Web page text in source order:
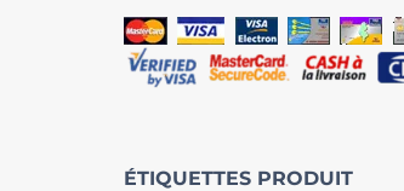
ÉTIQUETTES PRODUIT